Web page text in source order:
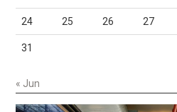
24 25 26 27
31
« Jun